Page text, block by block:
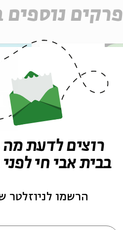
פרקים נוספים
עין
רוצים לדעת מה
בבית אבי חי
הרשמו לניוזלטר